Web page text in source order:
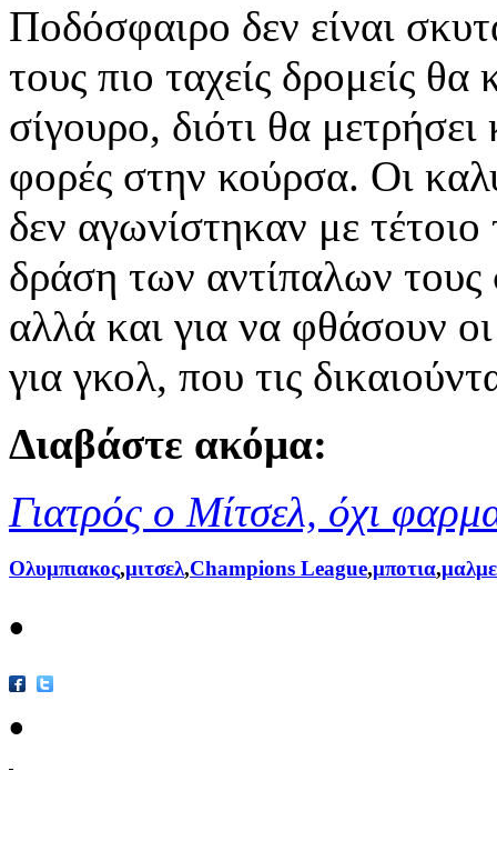
Ποδόσφαιρο δεν είναι
τους πιο ταχείς δρομείς θα
σίγουρο, διότι θα
φορές στην κούρσα. Οι
δεν αγωνίστηκαν με
δράση των αντίπαλων
αλλά και για να φθάσουν οι
για γκολ, που τις
Διαβάστε ακόμα:
Γιατρός ο Μίτσελ, όχι
Ολυμπιακος,μιτσελ,Champions League,μποτια,μαλμε
•
•